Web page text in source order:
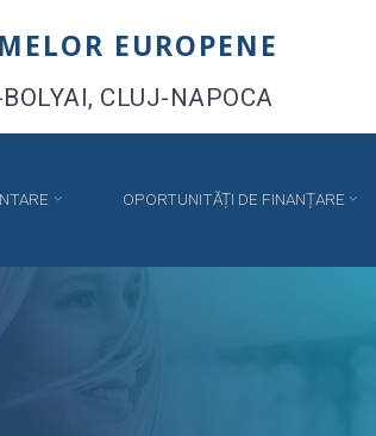
EUROPENE
CLUJ-NAPOCA
OPORTUNITĂȚI DE FINANȚARE